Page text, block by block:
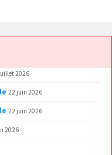
2026
22 juin 2026
22 juin 2026
2026